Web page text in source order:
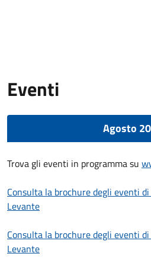
Eventi
Agosto
Trova gli eventi in programma su
Consulta la brochure degli eventi
Levante
Consulta la brochure degli eventi
Levante